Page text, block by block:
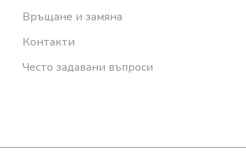
Връщане и замяна
Контакти
Често задавани въпроси